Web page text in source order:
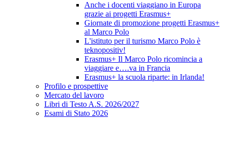
Anche i docenti viaggiano in Europa
grazie ai progetti Erasmus+
Giornate di promozione progetti Erasmus+
al Marco Polo
L'istituto per il turismo Marco Polo è
teknopositiv!
Erasmus+ Il Marco Polo ricomincia a
viaggiare e….va in Francia
Erasmus+ la scuola riparte: in Irlanda!
Profilo e prospettive
Mercato del lavoro
Libri di Testo A.S. 2026/2027
Esami di Stato 2026